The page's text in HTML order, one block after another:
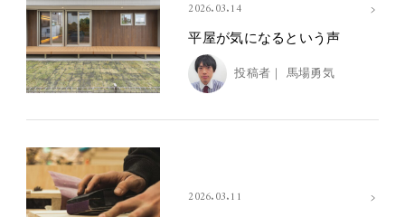
2026.03.14
平屋が気になるという声
投稿者｜ 馬場勇気
2026.03.11